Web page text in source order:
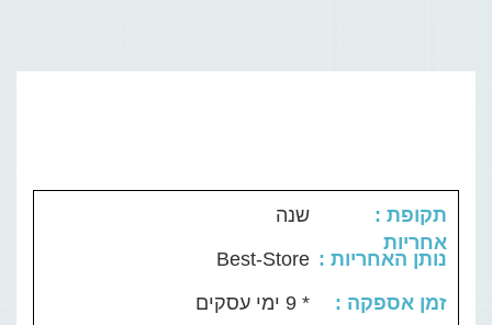
: תקופת
אחריות
שנה
: נותן האחריות
Best-Store
: זמן אספקה
* 9 ימי עסקים